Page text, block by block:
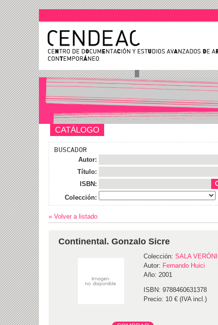
CATÁLOGO
BUSCADOR
Autor:
Título:
ISBN:
Colección:
« Volver a listado
Continental. Gonzalo Sicre
Colección: SALA
Autor: Fernando Huici
Año: 2001
ISBN: 9788460631378
Precio: 10 € (IVA incl.)